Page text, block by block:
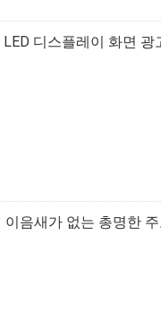
디스플레이 화면 광
음새가 없는 총명한